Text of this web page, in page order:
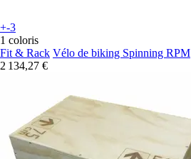
+-3
1 coloris
Fit & Rack Vélo de biking Spinning RPM
2 134,27 €